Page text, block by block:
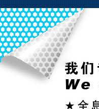
客户见证 联系九星